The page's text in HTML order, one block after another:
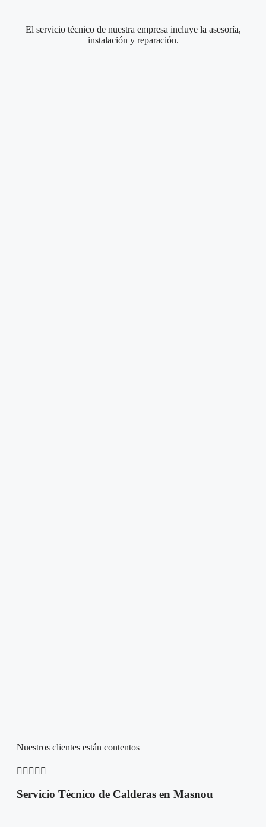
El servicio técnico de nuestra empresa incluye la asesoría,
instalación y reparación.
Nuestros clientes están contentos
    
Servicio Técnico de Calderas en Masnou